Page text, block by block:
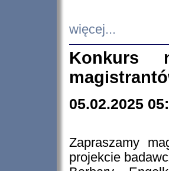
więcej...
Konkurs
05.02.2025
Zapraszamy
projekcie